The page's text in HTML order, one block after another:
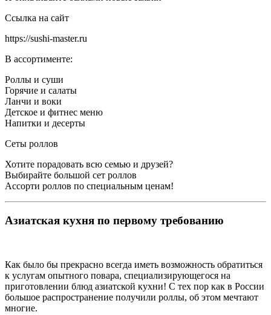
Ссылка на сайт
https://sushi-master.ru
В ассортименте:
Роллы и суши
Горячие и салаты
Ланчи и воки
Детское и фитнес меню
Напитки и десерты
Сеты роллов
Хотите порадовать всю семью и друзей?
Выбирайте большой сет роллов
Ассорти роллов по специальным ценам!
Азиатская кухня по первому требованию
Как было бы прекрасно всегда иметь возможность обратиться
к услугам опытного повара, специализирующегося на
приготовлении блюд азиатской кухни! С тех пор как в России
большое распространение получили роллы, об этом мечтают
многие.